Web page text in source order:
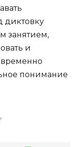
диктовку
занятием,
и
понимание